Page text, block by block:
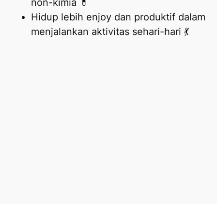
non-kimia 💊
Hidup lebih enjoy dan produktif dalam
menjalankan aktivitas sehari-hari 💃